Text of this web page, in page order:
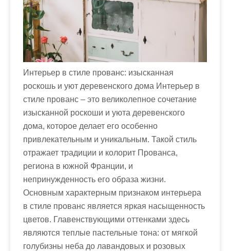
Интерьер в стиле прованс: изысканная
роскошь и уют деревенского дома Интерьер в
стиле прованс – это великолепное сочетание
изысканной роскоши и уюта деревенского
дома, которое делает его особенно
привлекательным и уникальным. Такой стиль
отражает традиции и колорит Прованса,
региона в южной Франции, и
непринужденность его образа жизни.
Основным характерным признаком интерьера
в стиле прованс является яркая насыщенность
цветов. Главенствующими оттенками здесь
являются теплые пастельные тона: от мягкой
голубизны неба до лавандовых и розовых